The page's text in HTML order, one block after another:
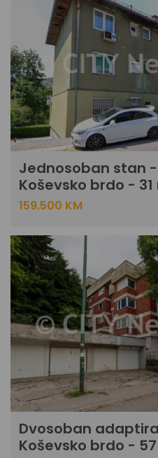
Jednosoban stan
Koševsko brdo - 31
159.500 KM
Dvosoban
Koševsko brdo - 57